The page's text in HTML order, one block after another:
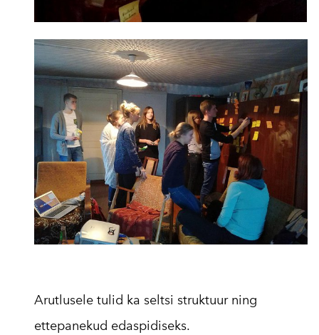
Arutlusele tulid ka seltsi struktuur ning
ettepanekud edaspidiseks.